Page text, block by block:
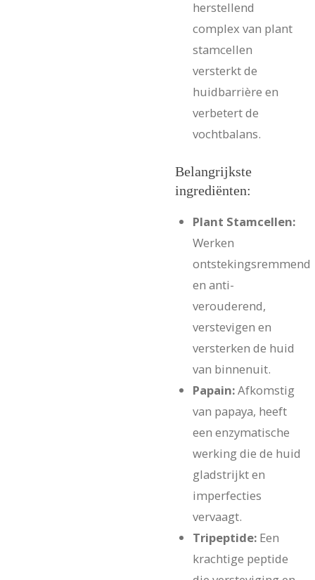
herstellend
complex van plant
stamcellen
versterkt de
huidbarrière en
verbetert de
vochtbalans.
Belangrijkste
ingrediënten:
Plant Stamcellen:
Werken
ontstekingsremmend
en anti-
verouderend,
verstevigen en
versterken de huid
van binnenuit.
Papain:Afkomstig
van papaya, heeft
een enzymatische
werking die de huid
gladstrijkt en
imperfecties
vervaagt.
Tripeptide: Een
krachtige peptide